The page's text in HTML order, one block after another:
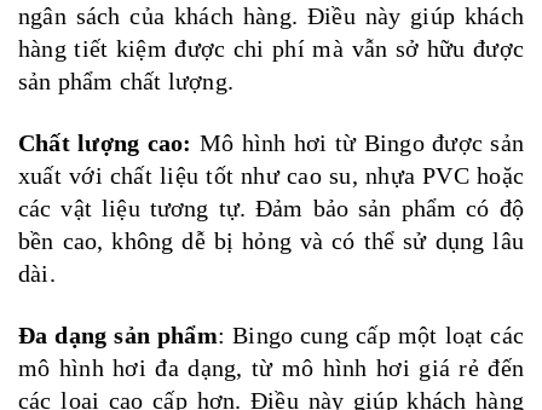
ngân sách của khách hàng. Điều này giúp khách
hàng tiết kiệm được chi phí mà vẫn sở hữu được
sản phẩm chất lượng.
Chất lượng cao: Mô hình hơi từ Bingo được sản
xuất với chất liệu tốt như cao su, nhựa PVC hoặc
các vật liệu tương tự. Đảm bảo sản phẩm có độ
bền cao, không dễ bị hỏng và có thể sử dụng lâu
dài.
Đa dạng sản phẩm: Bingo cung cấp một loạt các
mô hình hơi đa dạng, từ mô hình hơi giá rẻ đến
các loại cao cấp hơn. Điều này giúp khách hàng